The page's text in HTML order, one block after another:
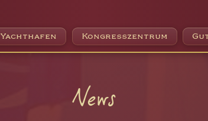
Yachthafen Kongresszentrum
News